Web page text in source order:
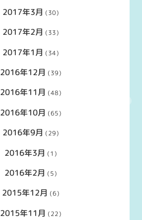
2017年3月 (30)
2017年2月 (33)
2017年1月 (34)
2016年12月 (39)
2016年11月 (48)
2016年10月 (65)
2016年9月 (29)
2016年3月 (1)
2016年2月 (5)
2015年12月 (6)
2015年11月 (22)